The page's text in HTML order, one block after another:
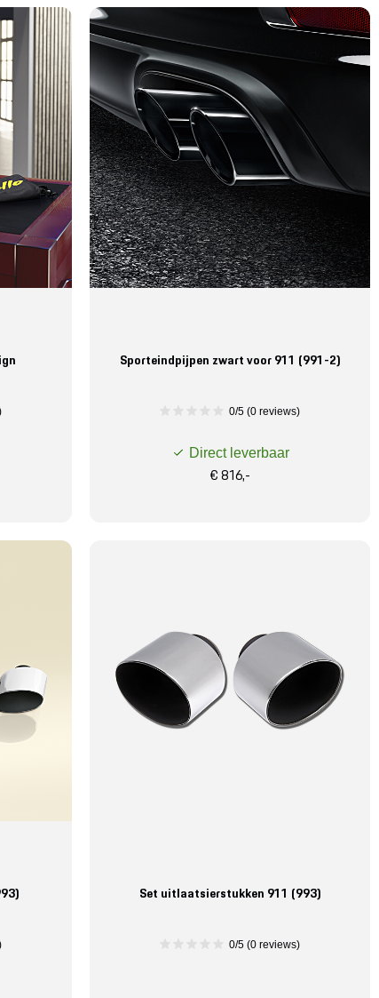
Sporteindpijpen zwart voor 911 (991-2)
0/5 (0 reviews)
Direct leverbaar
€ 816,-
Set uitlaatsierstukken 911 (993)
0/5 (0 reviews)